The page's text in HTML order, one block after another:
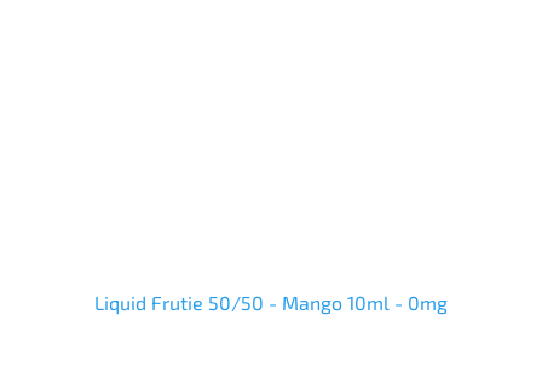
Liquid Frutie 50/50 - Mango 10ml - 0mg